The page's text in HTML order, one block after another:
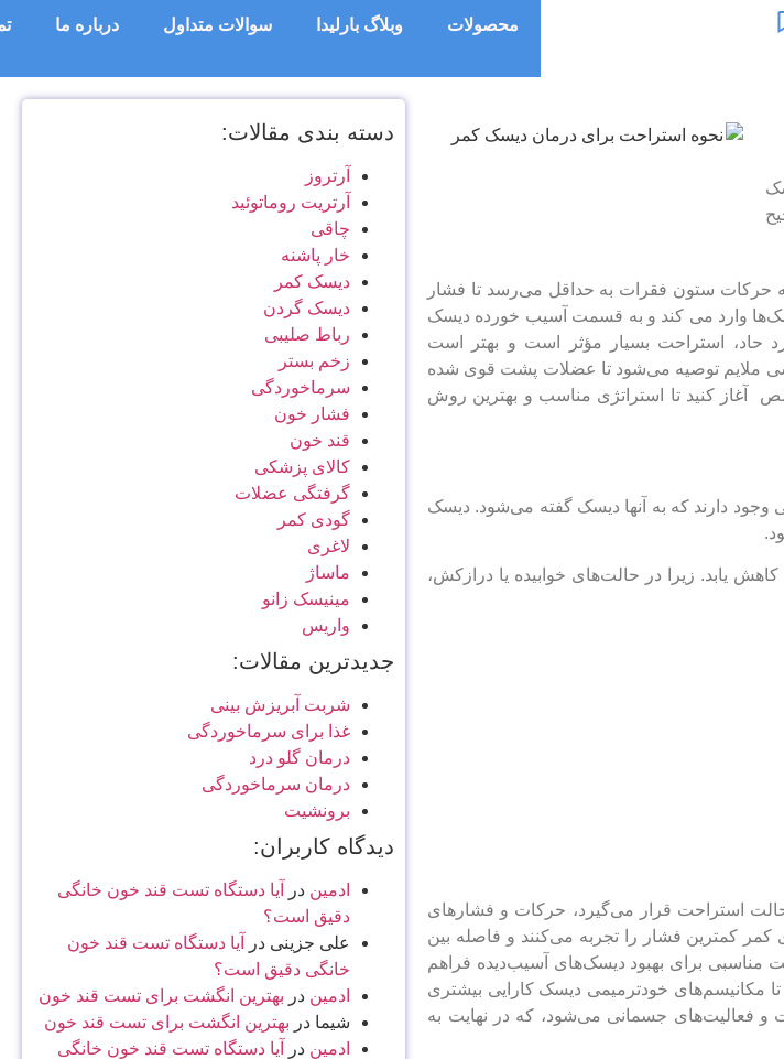
محصولات وبلاگ بارلیدا سوالات متداول درباره ما
حرکات ستون فقرات به حداقل می‌رسد تا فشار
وارد می کند و به قسمت آسیب خورده دیسک
حاد، استراحت بسیار مؤثر است و بهتر است
ملایم توصیه می‌شود تا عضلات پشت قوی شده
آغاز کنید تا استراتژی مناسب و بهترین روش
دارند که به آنها دیسک گفته می‌شود. دیسک
یابد. زیرا در حالت‌های خوابیده یا درازکش،
استراحت قرار می‌گیرد، حرکات و فشارهای
کمترین فشار را تجربه می‌کنند و فاصله بین
مناسبی برای بهبود دیسک‌های آسیب‌دیده فراهم
مکانیسم‌های خودترمیمی دیسک کارایی بیشتری
فعالیت‌های جسمانی می‌شود، که در نهایت به
دسته بندی مقالات:
آرتروز
آرتریت روماتوئید
چاقی
خار پاشنه
دیسک کمر
دیسک گردن
رباط صلیبی
زخم بستر
سرماخوردگی
فشار خون
قند خون
کالای پزشکی
گرفتگی عضلات
گودی کمر
لاغری
ماساژ
مینیسک زانو
واریس
جدیدترین مقالات:
شربت آبریزش بینی
غذا برای سرماخوردگی
درمان گلو درد
درمان سرماخوردگی
برونشیت
دیدگاه کاربران:
ادمین در
آیا دستگاه تست قند خون خانگی
دقیق است؟
علی جزینی در
آیا دستگاه تست قند خون
خانگی دقیق است؟
ادمین در بهترین انگشت برای تست قند خون
شیما در بهترین انگشت برای تست قند خون
ادمین در
آیا دستگاه تست قند خون خانگی